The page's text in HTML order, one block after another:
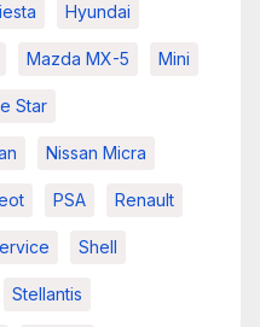
Hyundai
Mazda MX-5 Mini
Star
Nissan Micra
PSA Renault
Shell
Stellantis